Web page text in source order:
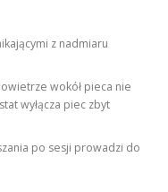
z nadmiaru
wokół pieca nie
wyłącza piec zbyt
po sesji prowadzi do